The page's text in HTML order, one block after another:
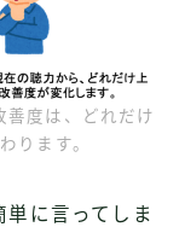
善度は、どれだけ
ります。
に言ってしま